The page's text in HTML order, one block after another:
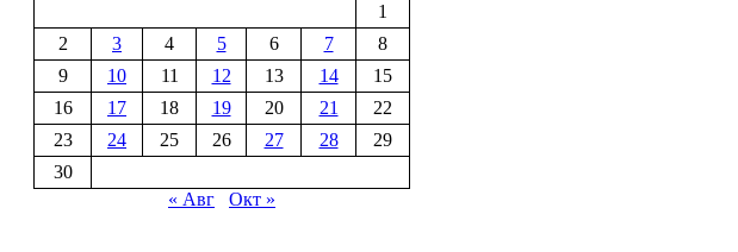
1
2
3 4 5 6 7
8
9
10 11 12 13 14
15
16
17 18 19 20 21
22
23
24 25 26 27 28
29
30
« Авг
Окт »